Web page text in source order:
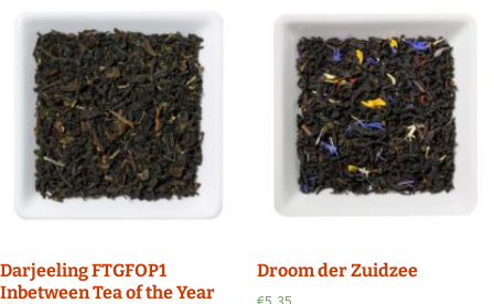
Darjeeling FTGFOP1
Inbetween Tea of the Year
Droom der Zuidzee